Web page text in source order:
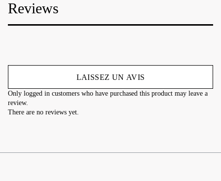
Reviews
LAISSEZ UN AVIS
Only logged in customers who have purchased this product may leave a
review.
There are no reviews yet.